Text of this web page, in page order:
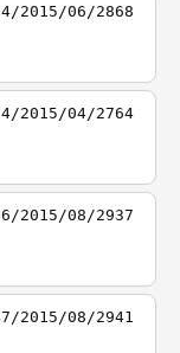
2015/06/2868
2015/04/2764
2015/08/2937
2015/08/2941